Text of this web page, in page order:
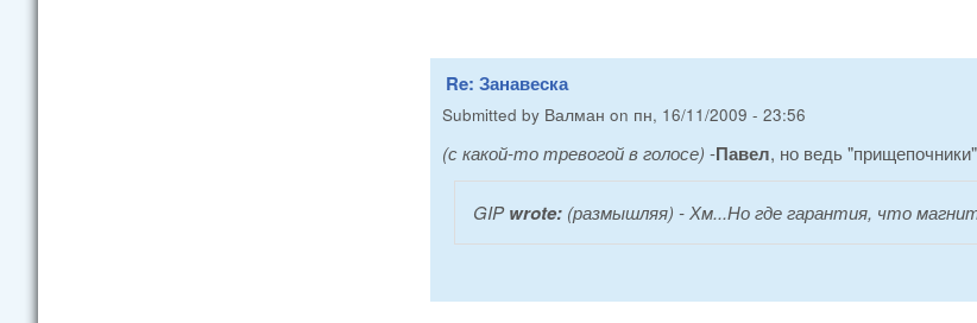
Re: Занавеска
Submitted by Валман on пн, 16/11/2009 - 23:56
(с какой-то тревогой в голосе) -Павел, но ведь
GIPwrote: (размышляя) - Хм...Но где гарантия, что